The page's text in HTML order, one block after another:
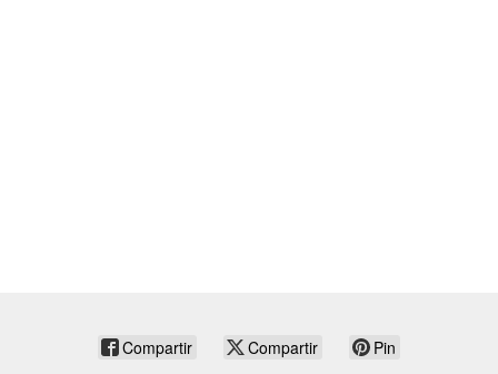
Compartir Compartir Pin